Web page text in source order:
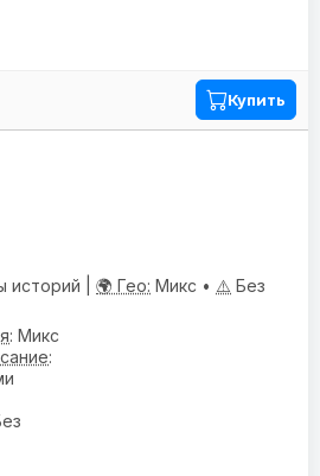
Купить
историй | 🌍 Гео: Микс • ⚠️ Без
: Микс
: